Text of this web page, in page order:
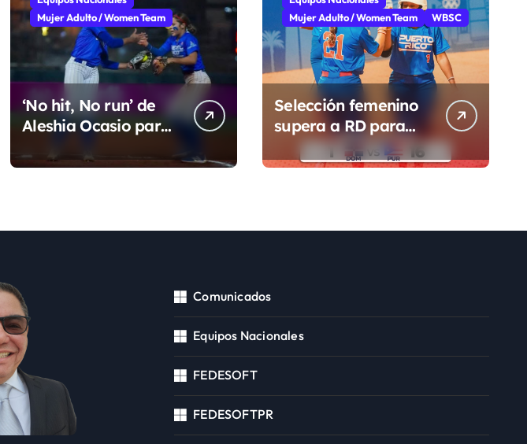
Mujer Adulto / Women Team
‘No hit, No run’ de
Aleshia Ocasio para
grupo
Mujer Adulto / Women Team
WBSC
Selección femenino
supera a RD para
segunda victoria
Comunicados
Equipos Nacionales
FEDESOFT
FEDESOFTPR